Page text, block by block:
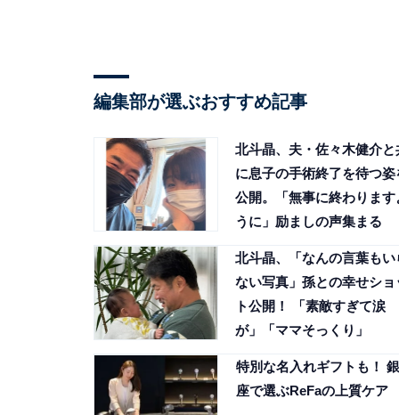
編集部が選ぶおすすめ記事
北斗晶、夫・佐々木健介と
に息子の手術終了を待つ姿
公開。「無事に終わります
うに」励ましの声集まる
北斗晶、「なんの言葉もい
ない写真」孫との幸せショ
ト公開！ 「素敵すぎて涙
が」「ママそっくり」
特別な名入れギフトも！ 銀
座で選ぶReFaの上質ケア